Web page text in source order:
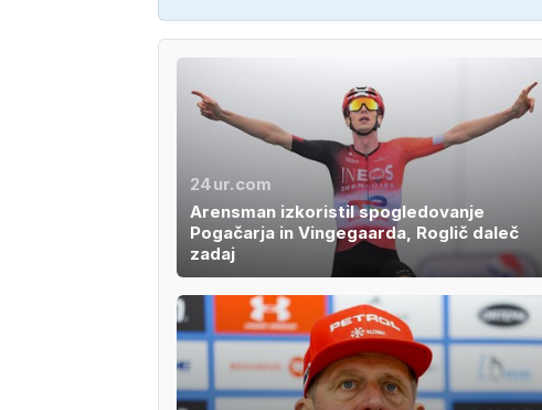
24ur.com
Arensman izkoristil spogledovanje
Pogačarja in Vingegaarda, Roglič daleč
zadaj